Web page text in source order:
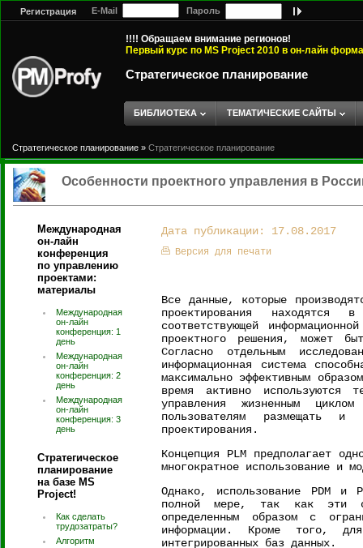
Регистрация E-Mail Пароль
!!!! Обращаем внимание регионов!
Первый курс по MS Project 2010 в он-лайн
Стратегическое планирование
БИБЛИОТЕКА ТЕМАТИЧЕСКИЕ САЙТЫ
Стратегическое планирование » Стратегическое планирование
Особенности проектного управления в
Международная
он-лайн
конференция
по управлению
проектами:
материалы
Международная
он-лайн
конференция: 1
день
Международная
он-лайн
конференция: 2
день
Международная
он-лайн
конференция: 3
день
Стратегическое
планирование
на базе MS
Project!
Как сделать
трудозатраты?
Алгоритм
Дата публикации: 17.08.2017
Версия для печати
Все данные, которые
проектирования
соответствующей
проектного решения, может
Согласно отдельным
информационная система
максимально эффективным
время активно используются
управления жизненным
пользователям размещать и
проектирования.
Концепция PLM предполагает
многократное использование и
Однако, использование PDM и
полной мере, так как эти
определенным образом с
информации. Кроме того,
интегрированных баз данных.